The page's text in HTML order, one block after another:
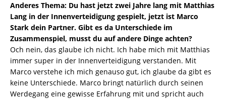
Anderes Thema: Du hast jetzt zwei Jahre lang mit Matthias
Lang in der Innenverteidigung gespielt, jetzt ist Marco
Stark dein Partner. Gibt es da Unterschiede im
Zusammenspiel, musst du auf andere Dinge achten?
Och nein, das glaube ich nicht. Ich habe mich mit Matthias
immer super in der Innenverteidigung verstanden. Mit
Marco verstehe ich mich genauso gut, ich glaube da gibt es
keine Unterschiede. Marco bringt natürlich durch seinen
Werdegang eine gewisse Erfahrung mit und spricht auch